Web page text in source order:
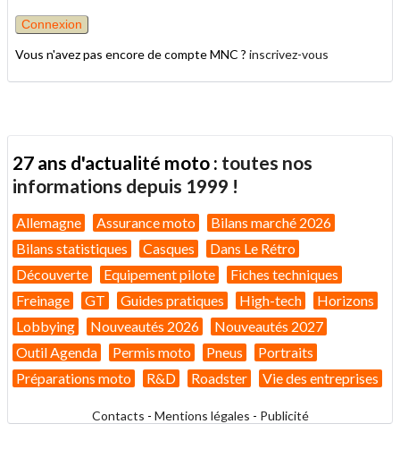
Vous n'avez pas encore de compte MNC ? inscrivez-vous
27 ans d'actualité moto : toutes nos
informations depuis 1999 !
Allemagne Assurance moto
Bilans marché 2026
Bilans statistiques
Casques
Dans Le Rétro
Découverte
Equipement pilote
Fiches techniques
Freinage
GT Guides pratiques High-tech
Horizons
Lobbying
Nouveautés 2026
Nouveautés 2027
Outil Agenda
Permis moto Pneus
Portraits
Préparations moto
R&D Roadster Vie des entreprises
Contacts - Mentions légales - Publicité